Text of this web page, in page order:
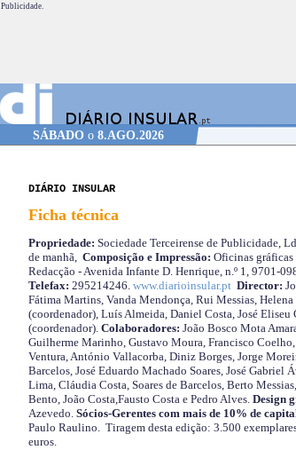
Publicidade.
SÁBADO o 8.AGO.2026
DIÁRIO INSULAR
Ficha técnica
Propriedade: Sociedade Terceirense de Publicidade,
de manhã, Composição e Impressão: Oficinas gráficas
Redacção - Avenida Infante D. Henrique, n.º 1, 9701-
Telefax: 295214246. www.diarioinsular.pt Director:
Fátima Martins, Vanda Mendonça, Rui Messias,
(coordenador), Luís Almeida, Daniel Costa, José
(coordenador). Colaboradores: João Bosco Mota
Guilherme Marinho, Gustavo Moura, Francisco
Ventura, António Vallacorba, Diniz Borges, Jorge
Barcelos, José Eduardo Machado Soares, José
Lima, Cláudia Costa, Soares de Barcelos, Berto
Bento, João Costa,Fausto Costa e Pedro Alves. Design
Azevedo. Sócios-Gerentes com mais de 10% de
Paulo Raulino. Tiragem desta edição: 3.500
euros.